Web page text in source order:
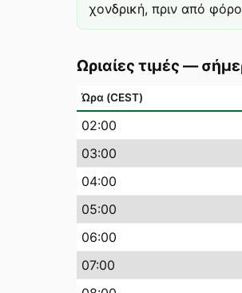
χονδρική, πριν από
Ωριαίες τιμές —
Ώρα (CEST)
02:00
03:00
04:00
05:00
06:00
07:00